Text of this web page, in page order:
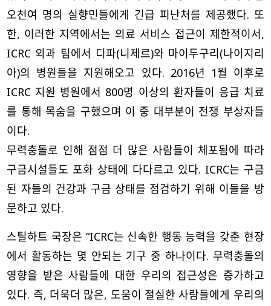
오천여 명의 실향민들에게 긴급 피난처를 제공했다. 또
한, 이러한 지역에서는 의료 서비스 접근이 제한적이서,
ICRC 외과 팀에서 디파(니제르)와 마이두구리(나이지리
아)의 병원들을 지원해오고 있다. 2016년 1월 이후로
ICRC 지원 병원에서 800명 이상의 환자들이 응급 치료
를 통해 목숨을 구했으며 이 중 대부분이 전쟁 부상자들
이다.
무력충돌로 인해 점점 더 많은 사람들이 체포됨에 따라
구금시설들도 포화 상태에 다다르고 있다. ICRC는 구금
된 자들의 건강과 구금 상태를 점검하기 위해 이들을 방
문하고 있다.
스틸하트 국장은 “ICRC는 신속한 행동 능력을 갖춘 현장
에서 활동하는 몇 안되는 기구 중 하나이다. 무력충돌의
영향을 받은 사람들에 대한 우리의 접근성은 증가하고
있다. 즉, 더욱더 많은, 도움이 절실한 사람들에게 우리의